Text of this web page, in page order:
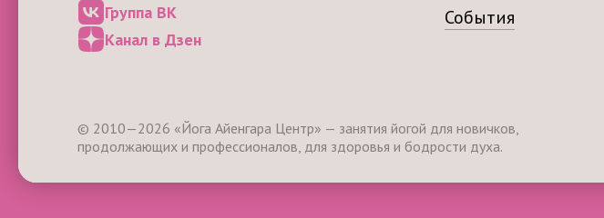
Группа ВК
Канал в Дзен
События
© 2010—2026 «Йога Айенгара Центр» — занятия йогой для новичков,
продолжающих и профессионалов, для здоровья и бодрости духа.